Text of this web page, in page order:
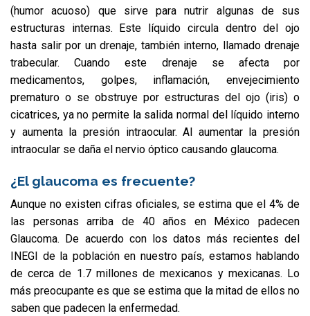
(humor acuoso) que sirve para nutrir algunas de sus
estructuras internas. Este líquido circula dentro del ojo
hasta salir por un drenaje, también interno, llamado drenaje
trabecular. Cuando este drenaje se afecta por
medicamentos, golpes, inflamación, envejecimiento
prematuro o se obstruye por estructuras del ojo (iris) o
cicatrices, ya no permite la salida normal del líquido interno
y aumenta la presión intraocular. Al aumentar la presión
intraocular se daña el nervio óptico causando glaucoma.
¿El glaucoma es frecuente?
Aunque no existen cifras oficiales, se estima que el 4% de
las personas arriba de 40 años en México padecen
Glaucoma. De acuerdo con los datos más recientes del
INEGI de la población en nuestro país, estamos hablando
de cerca de 1.7 millones de mexicanos y mexicanas. Lo
más preocupante es que se estima que la mitad de ellos no
saben que padecen la enfermedad.